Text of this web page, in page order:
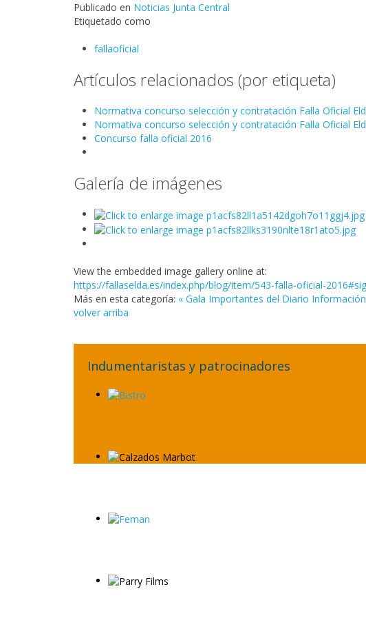
Publicado en Noticias Junta Central
Etiquetado como
fallaoficial
Artículos relacionados (por etiqueta)
Normativa concurso selección y contratación Falla Oficial
Normativa concurso selección y contratación Falla Oficial
Concurso falla oficial 2016
Galería de imágenes
View the embedded image gallery online at:
https://fallaselda.es/index.php/blog/item/543-falla-oficial-
Más en esta categoría: « Gala Importantes del Diario Información
volver arriba
Indumentaristas y patrocinadores